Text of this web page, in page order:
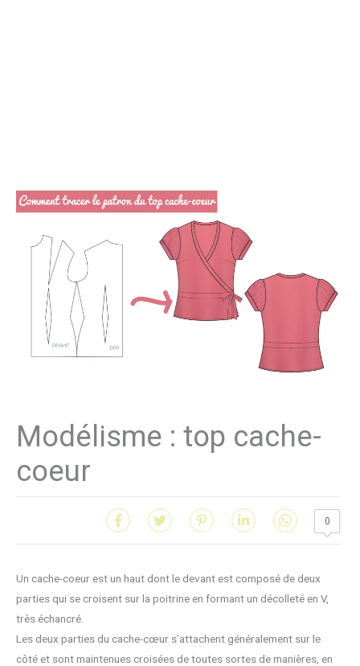
Modélisme : top cache-
coeur
0
Un cache-coeur est un haut dont le devant est composé de deux
parties qui se croisent sur la poitrine en formant un décolleté en V,
très échancré.
Les deux parties du cache-cœur s’attachent généralement sur le
côté et sont maintenues croisées de toutes sortes de manières, en